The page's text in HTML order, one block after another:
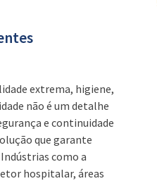
extrema, higiene,
não é um detalhe
e continuidade
que garante
como a
hospitalar, áreas